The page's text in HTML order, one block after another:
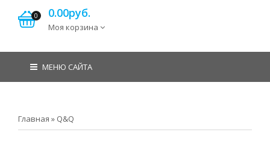
0 0.00руб.
Моя корзина
МЕНЮ САЙТА
Главная » Q&Q